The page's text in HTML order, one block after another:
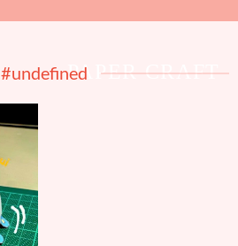
PAPER CRAFT
#undefined